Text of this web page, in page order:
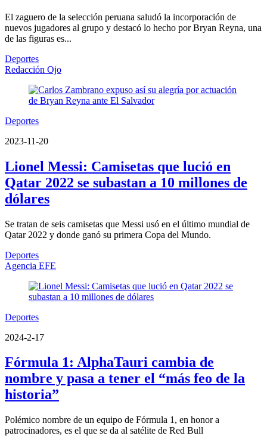
El zaguero de la selección peruana saludó la incorporación de
nuevos jugadores al grupo y destacó lo hecho por Bryan Reyna, una
de las figuras es...
Deportes
Redacción Ojo
Deportes
2023-11-20
Lionel Messi: Camisetas que lució en
Qatar 2022 se subastan a 10 millones de
dólares
Se tratan de seis camisetas que Messi usó en el último mundial de
Qatar 2022 y donde ganó su primera Copa del Mundo.
Deportes
Agencia EFE
Deportes
2024-2-17
Fórmula 1: AlphaTauri cambia de
nombre y pasa a tener el “más feo de la
historia”
Polémico nombre de un equipo de Fórmula 1, en honor a
patrocinadores, es el que se da al satélite de Red Bull